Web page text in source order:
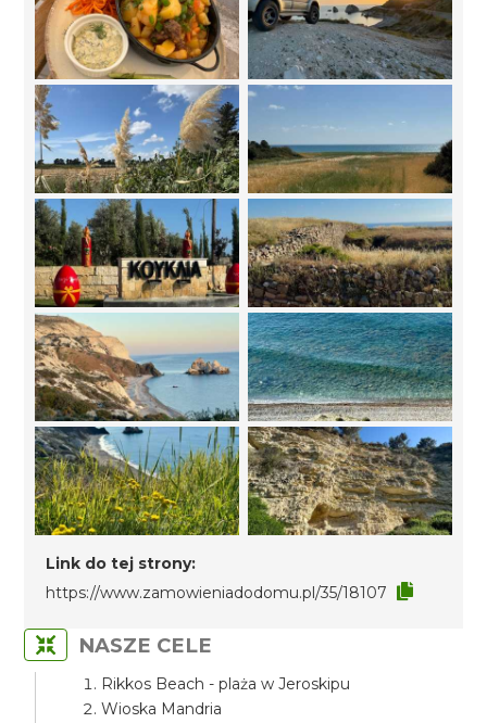
Link do tej strony:
https://www.zamowieniadodomu.pl/35/18107
NASZE CELE
Rikkos Beach - plaża w Jeroskipu
Wioska Mandria